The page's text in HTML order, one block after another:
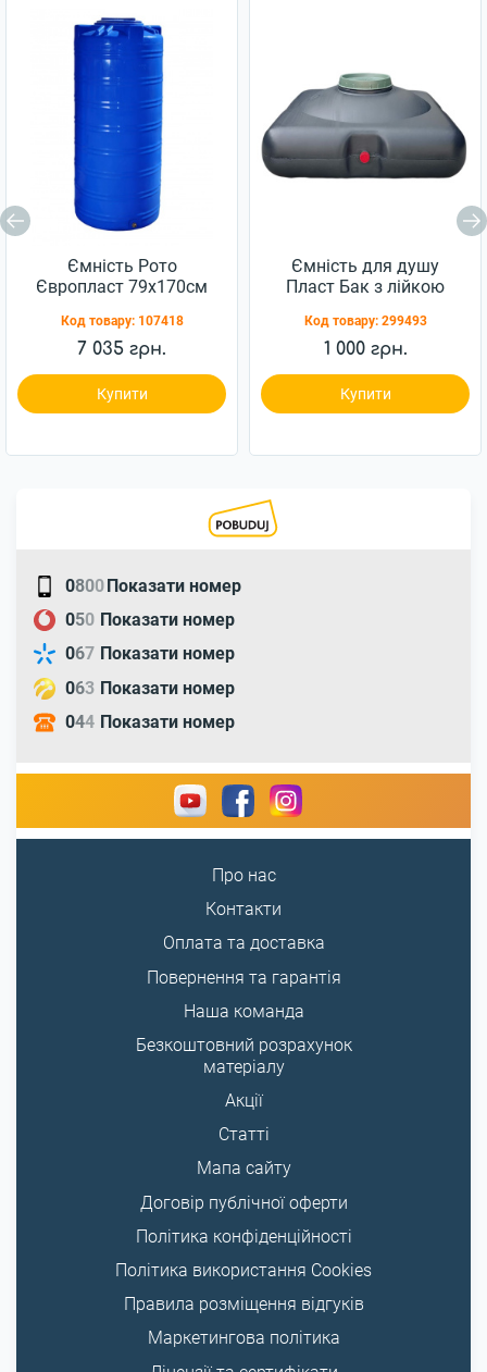
Ємність Рото
Європласт 79х170см
Код товару: 107418
7 035 грн.
Купити
Ємність для душу
Пласт Бак з лійкою
Код товару: 299493
1 000 грн.
Купити
0800Показати номер
050 Показати номер
067 Показати номер
063 Показати номер
044 Показати номер
Про нас
Контакти
Оплата та доставка
Повернення та гарантія
Наша команда
Безкоштовний розрахунок
матеріалу
Акції
Статті
Мапа сайту
Договір публічної оферти
Політика конфіденційності
Політика використання Cookies
Правила розміщення відгуків
Маркетингова політика